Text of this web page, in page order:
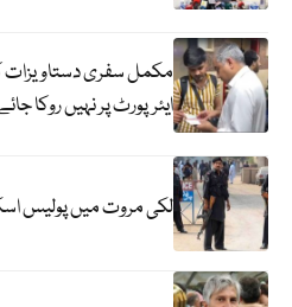
مکمل سفری
ایئرپورٹ پر نہیں روکا
لکی مروت میں پولیس